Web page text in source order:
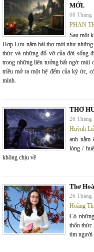
MỚI.
08 Tháng
PHAN
Sau một
Hợp Lưu năm bài thơ mới như
thức và những đổ vỡ của đời sống
trong những liên tưởng bất ngờ: mùi
triều mở ra một hệ đếm của ký ức,
mình.
THƠ
26 Tháng
Huỳnh
anh nằm
lòng /
không chịu về
Thơ
26 Tháng
Hoàng
Có
thổn thức
tim người